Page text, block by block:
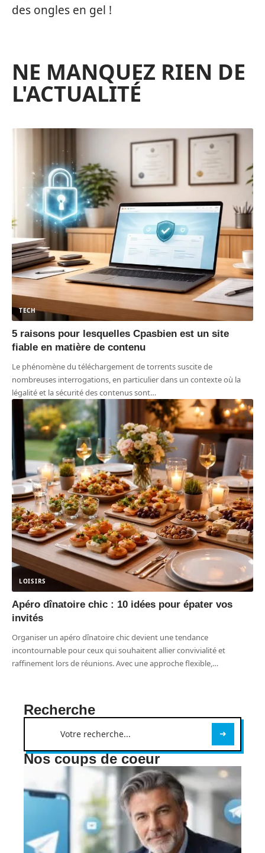
des ongles en gel !
NE MANQUEZ RIEN DE
L'ACTUALITÉ
TECH
5 raisons pour lesquelles Cpasbien est un site
fiable en matière de contenu
Le phénomène du téléchargement de torrents suscite de
nombreuses interrogations, en particulier dans un contexte où la
légalité et la sécurité des contenus sont…
LOISIRS
Apéro dînatoire chic : 10 idées pour épater vos
invités
Organiser un apéro dînatoire chic devient une tendance
incontournable pour ceux qui souhaitent allier convivialité et
raffinement lors de réunions. Avec une approche flexible,…
Recherche
Nos coups de coeur